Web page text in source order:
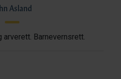
Asland
arverett. Barnevernsrett.